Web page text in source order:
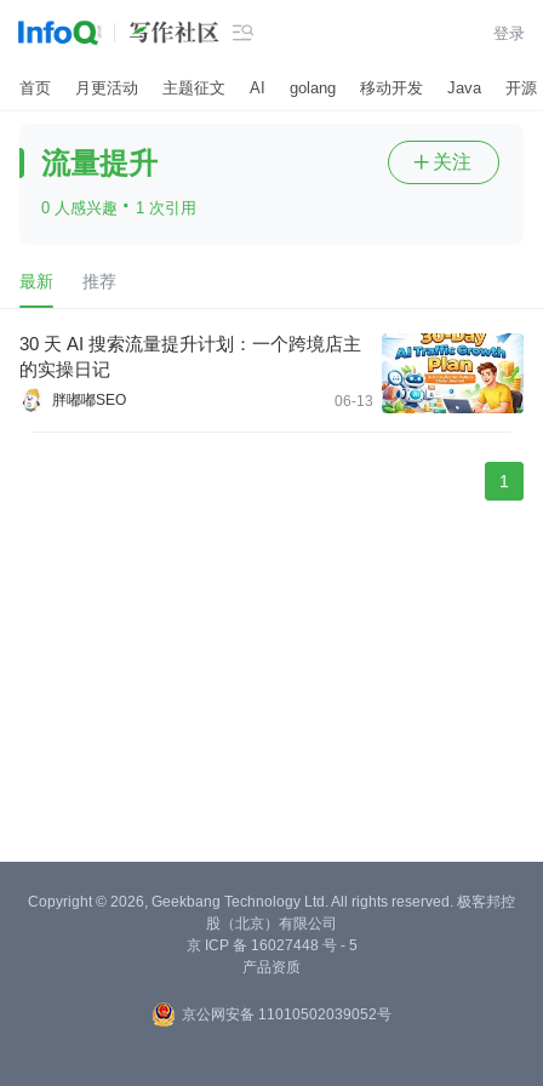
 登录
首页 月更活动 主题征文 AI golang 移动开发 Java 开源
流量提升
0 人感兴趣 · 1 次引用
 关注
最新 推荐
30 天 AI 搜索流量提升计划：一个跨境店主
的实操日记
胖嘟嘟SEO 06-13
1
Copyright © 2026, Geekbang Technology Ltd. All rights reserved. 极客邦控
股（北京）有限公司
京 ICP 备 16027448 号 - 5
产品资质
京公网安备 11010502039052号